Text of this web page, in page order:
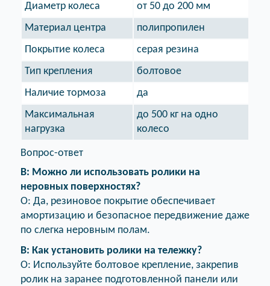
Диаметр колеса
от 50 до 200 мм
Материал центра
полипропилен
Покрытие колеса
серая резина
Тип крепления
болтовое
Наличие тормоза
да
Максимальная
нагрузка
до 500 кг на одно
колесо
Вопрос-ответ
В: Можно ли использовать ролики на
неровных поверхностях?
О: Да, резиновое покрытие обеспечивает
амортизацию и безопасное передвижение даже
по слегка неровным полам.
В: Как установить ролики на тележку?
О: Используйте болтовое крепление, закрепив
ролик на заранее подготовленной панели или